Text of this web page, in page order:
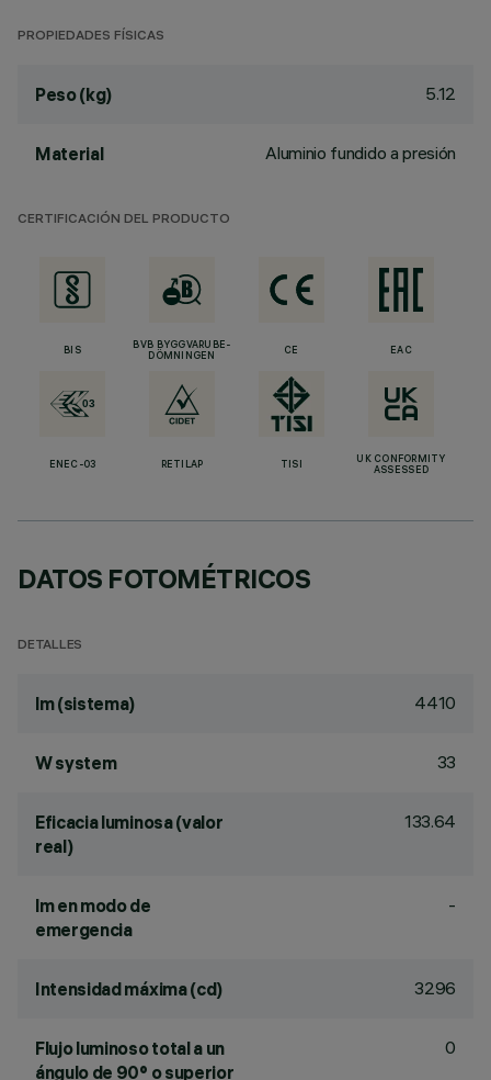
PROPIEDADES FÍSICAS
Peso (kg) 5.12
Material Aluminio fundido a presión
CERTIFICACIÓN DEL PRODUCTO
BIS
BVB BYGGVARUBE-
DÖMNINGEN
CE EAC
ENEC-03 RETILAP TISI
UK CONFORMITY
ASSESSED
DATOS FOTOMÉTRICOS
DETALLES
lm (sistema) 4410
W system 33
Eficacia luminosa (valor
real)
133.64
lm en modo de
emergencia
-
Intensidad máxima (cd) 3296
Flujo luminoso total a un
ángulo de 90° o superior
0